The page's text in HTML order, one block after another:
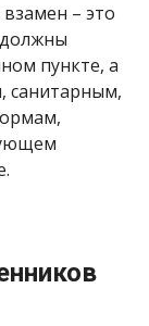
– это
пункте, а
санитарным,